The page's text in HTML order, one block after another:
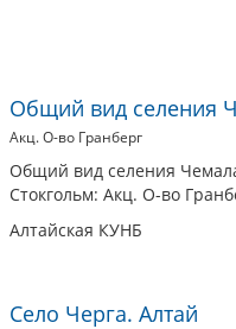
Общий вид селения
Акц. О-во Гранберг
Общий вид селения
Стокгольм: Акц. О-во
Алтайская КУНБ
Село Черга. Алтай